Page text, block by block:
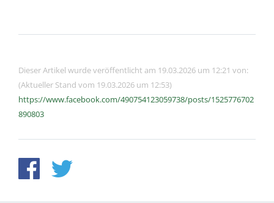
Dieser Artikel wurde veröffentlicht am 19.03.2026 um 12:21 von:
(Aktueller Stand vom 19.03.2026 um 12:53)
https://www.facebook.com/490754123059738/posts/1525776702
890803